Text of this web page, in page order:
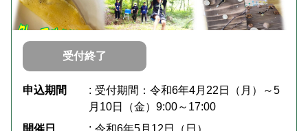
受付終了
申込期間
受付期間：令和6年4月22日（月）～5
月10日（金）9:00～17:00
開催日
令和6年5月12日（日）